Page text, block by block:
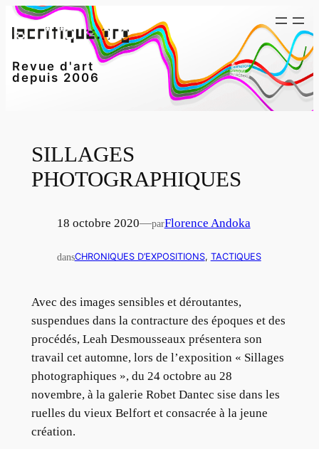
Aller
au
Revue d'art
depuis 2006
SILLAGES
PHOTOGRAPHIQUES
18 octobre 2020—parFlorence Andoka
dansCHRONIQUES D’EXPOSITIONS, TACTIQUES
Avec des images sensibles et déroutantes,
suspendues dans la contracture des époques et des
procédés, Leah Desmousseaux présentera son
travail cet automne, lors de l’exposition « Sillages
photographiques », du 24 octobre au 28
novembre, à la galerie Robet Dantec sise dans les
ruelles du vieux Belfort et consacrée à la jeune
création.